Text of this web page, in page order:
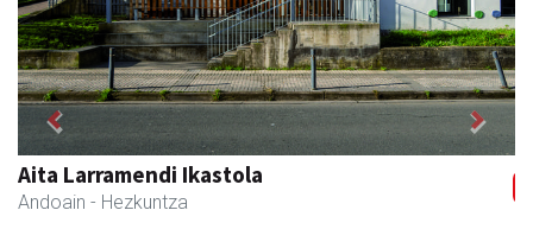
Aita Larramendi Ikastola
Andoain - Hezkuntza
Previous Next